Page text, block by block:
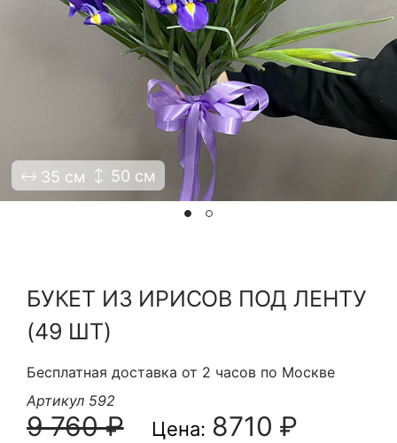
35 см 50 см
БУКЕТ ИЗ ИРИСОВ ПОД ЛЕНТУ
(49 ШТ)
Бесплатная доставка от 2 часов по Москве
Артикул 592
9 760 ₽ Цена: 8710 ₽
БЫСТРАЯ ПОКУПКА
Я принимаю Политику конфиденциальности и
Правила использования сайта ФЛАВЭЛЬ. Мы не
продаем ваши данные и храним их в безопасности